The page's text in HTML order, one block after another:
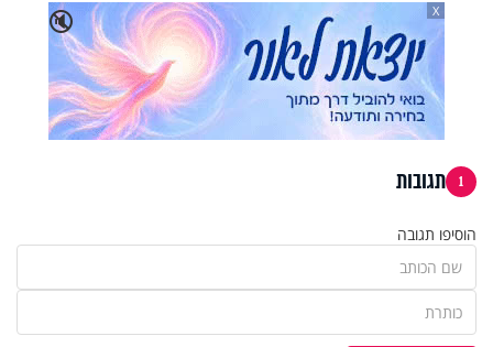
🔇
X
1 תגובות
הוסיפו תגובה